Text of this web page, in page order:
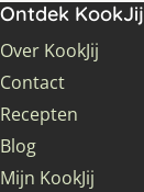
Ontdek KookJij
Over KookJij
Contact
Recepten
Blog
Mijn KookJij